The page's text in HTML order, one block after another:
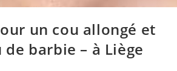
un cou allongé et
barbie – à Liège